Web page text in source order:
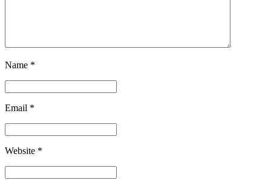
Name *
Email *
Website *